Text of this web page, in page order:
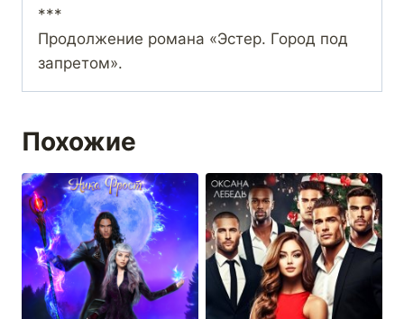
***
Продолжение романа «Эстер. Город под
запретом».
Похожие